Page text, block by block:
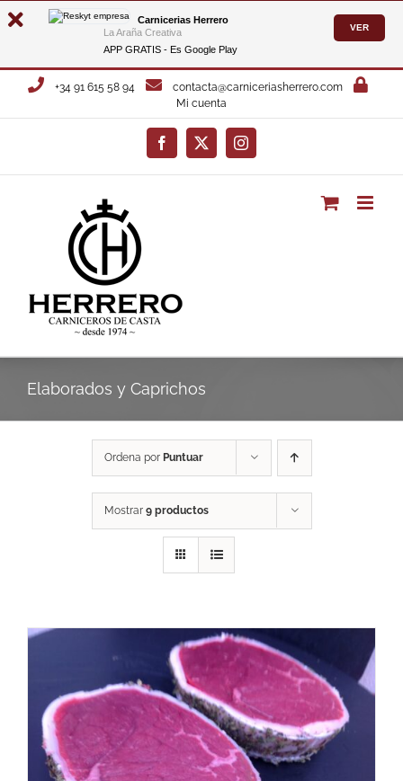
Carnicerias Herrero
La Araña Creativa
APP GRATIS - Es Google Play
VER
Saltar
+34 91 615 58 94
contacta@carniceriasherrero.com
Mi cuenta
Facebook
X Instagram
Elaborados y Caprichos
Ordena por Puntuar
Mostrar 9 productos